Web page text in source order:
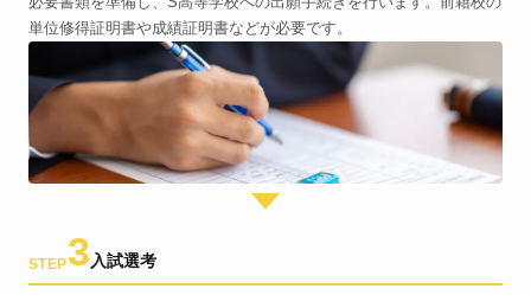
単位修得証明書や成績証明書などが必要です。
STEP3 入試選考